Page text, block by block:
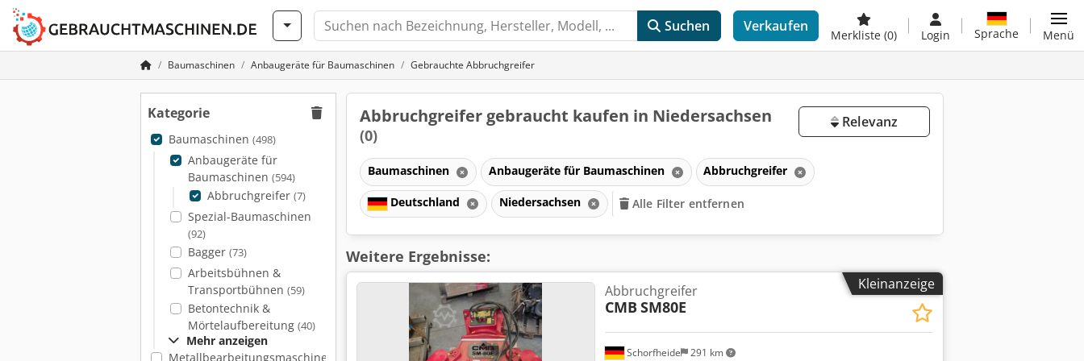
Suchen Verkaufen
Merkliste (0) Login Sprache Menü
Baumaschinen Anbaugeräte für Baumaschinen Gebrauchte Abbruchgreifer
Kategorie
Baumaschinen (498)
Anbaugeräte für
Baumaschinen (594)
Abbruchgreifer (7)
Spezial-Baumaschinen
(92)
Bagger (73)
Arbeitsbühnen &
Transportbühnen (59)
Betontechnik &
Mörtelaufbereitung (40)
Mehr anzeigen
Metallbearbeitungsmaschinen
Abbruchgreifer gebraucht kaufen in Niedersachsen
(0)
Relevanz
Baumaschinen Anbaugeräte für Baumaschinen Abbruchgreifer
Deutschland Niedersachsen Alle Filter entfernen
Weitere Ergebnisse:
Kleinanzeige
Schorfheide 291 km
Abbruchgreifer
CMB SM80E